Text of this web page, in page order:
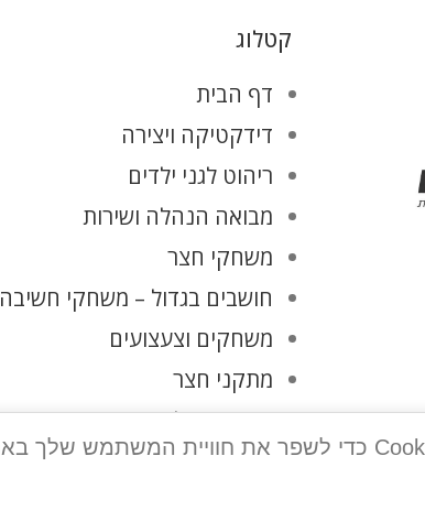
קטלוג
דף הבית
דידקטיקה ויצירה
ריהוט לגני ילדים
מבואה הנהלה ושירות
משחקי חצר
חושבים בגדול – משחקי חשיבה
משחקים וצעצועים
מתקני חצר
החשבון שלי